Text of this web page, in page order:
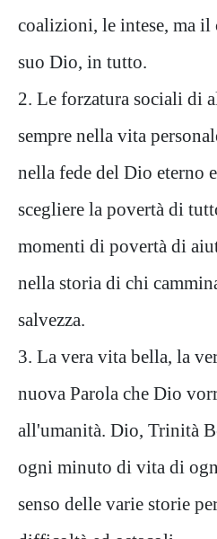
coalizioni, le intese, ma il
suo Dio, in tutto.
2. Le forzatura sociali di
sempre nella vita
nella fede del Dio eterno
scegliere la povertà di
momenti di povertà di
nella storia di chi
salvezza.
3. La vera vita bella, la
nuova Parola che Dio
all'umanità. Dio, Trinità
ogni minuto di vita di
senso delle varie storie